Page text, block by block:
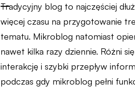
Tradycyjny blog to najczęściej
więcej czasu na przygotowanie
tematu. Mikroblog natomiast
nawet kilka razy dziennie. Różni
interakcję i szybki przepływ
podczas gdy mikroblog pełni